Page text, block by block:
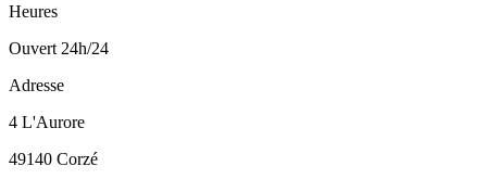
Heures
Ouvert 24h/24
Adresse
4 L'Aurore
49140 Corzé